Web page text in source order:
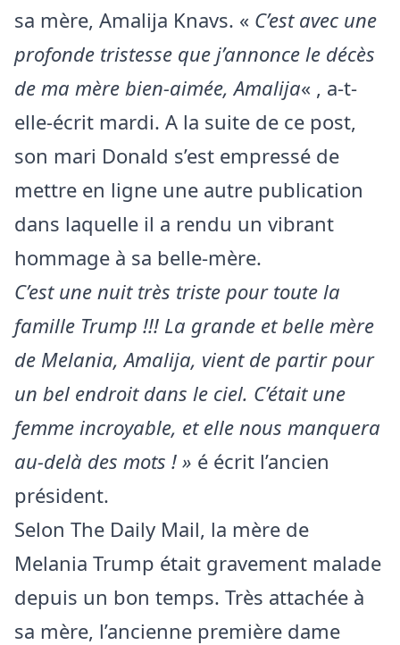
sa mère, Amalija Knavs. « C’est avec une
profonde tristesse que j’annonce le décès
de ma mère bien-aimée, Amalija« , a-t-
elle-écrit mardi. A la suite de ce post,
son mari Donald s’est empressé de
mettre en ligne une autre publication
dans laquelle il a rendu un vibrant
hommage à sa belle-mère.
C’est une nuit très triste pour toute la
famille Trump !!! La grande et belle mère
de Melania, Amalija, vient de partir pour
un bel endroit dans le ciel. C’était une
femme incroyable, et elle nous manquera
au-delà des mots ! » é écrit l’ancien
président.
Selon The Daily Mail, la mère de
Melania Trump était gravement malade
depuis un bon temps. Très attachée à
sa mère, l’ancienne première dame